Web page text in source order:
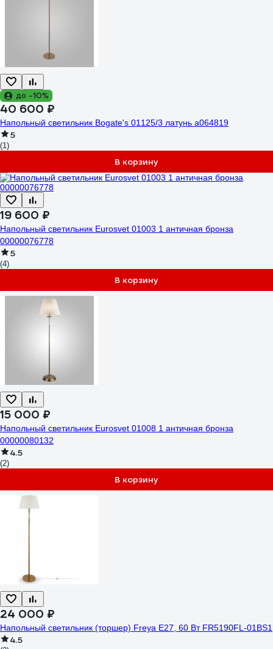
до -10%
40 600 ₽
Напольный светильник Bogate's 01125/3 латунь a064819
5
(1)
В корзину
19 600 ₽
Напольный светильник Eurosvet 01003 1 античная бронза
00000076778
5
(4)
В корзину
15 000 ₽
Напольный светильник Eurosvet 01008 1 античная бронза
00000080132
4.5
(2)
В корзину
24 000 ₽
Напольный светильник (торшер) Freya E27, 60 Вт FR5190FL-01BS1
4.5